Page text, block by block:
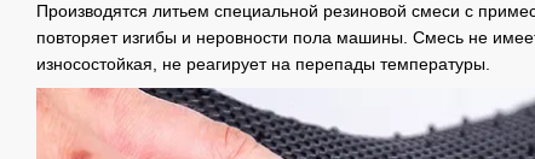
Производятся литьем специальной резиновой смеси с
повторяет изгибы и неровности пола машины. Смесь не
износостойкая, не реагирует на перепады температуры.